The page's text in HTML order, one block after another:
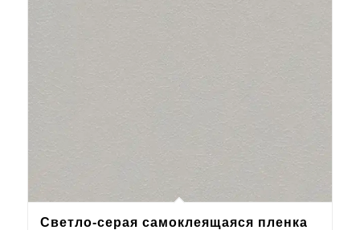
Светло-серая самоклеящаяся пленка